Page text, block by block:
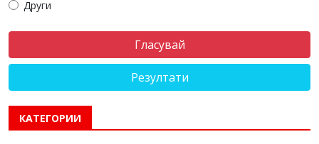
Други
Резултати
КАТЕГОРИИ